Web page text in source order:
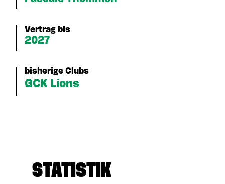
Vertrag bis
2027
bisherige Clubs
GCK Lions
STATISTIK